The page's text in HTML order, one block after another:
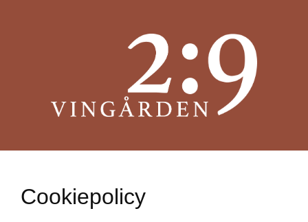
Cookiepolicy